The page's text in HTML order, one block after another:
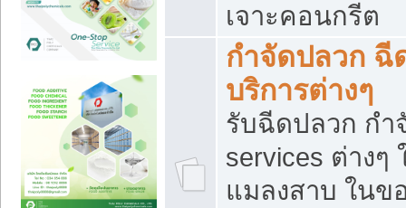
เจาะคอนกรีต
กำจัดปลวก ฉี
บริการต่างๆ
รับฉีดปลวก กำ
services ต่าง
แมลงสาบ ใน